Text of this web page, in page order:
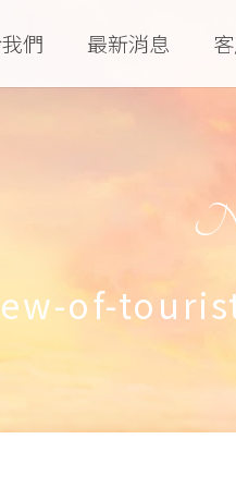
們 最新消息
of-